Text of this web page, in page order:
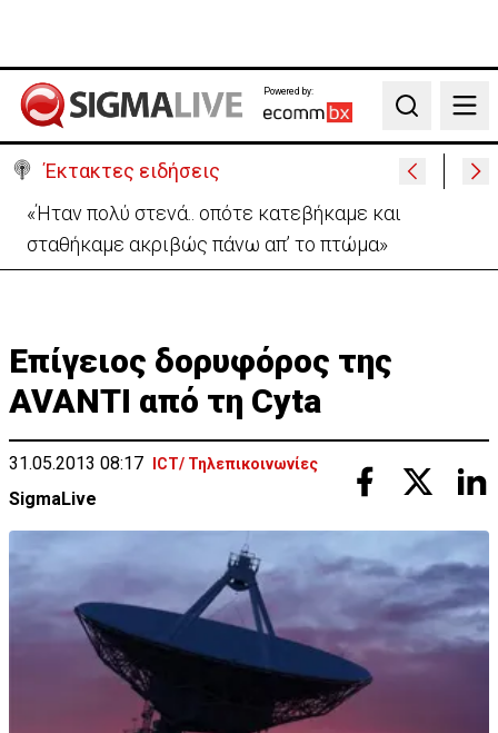
Powered by:
Search
Έκτακτες ειδήσεις
Η Σαουδική Αραβία, η Τουρκία και το Πακιστάν θα
υπογράψουν αμυντική συμφωνία
Eπίγειος δορυφόρος της
AVANTI από τη Cyta
31.05.2013 08:17 ICT/ Τηλεπικοινωνίες
SigmaLive